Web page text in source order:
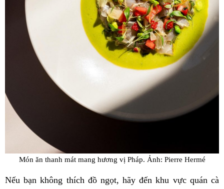
Món ăn thanh mát mang hương vị Pháp. Ảnh: Pierre Hermé
Nếu bạn không thích đồ ngọt, hãy đến khu vực quán cà